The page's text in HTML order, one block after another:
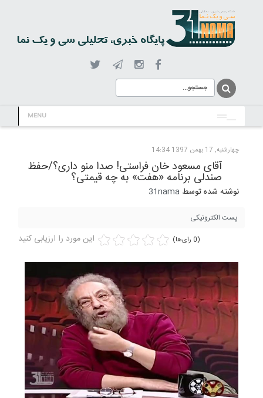
MENU
چهارشنبه, 17 بهمن 1397 14:34
آقای مسعود خان فراستی! صدا منو داری؟/حفظ
صندلی برنامه «هفت» به چه قیمتی؟
نوشته شده توسط 31nama
پست الکترونیکی
این مورد را ارزیابی کنید (0 رای‌ها)